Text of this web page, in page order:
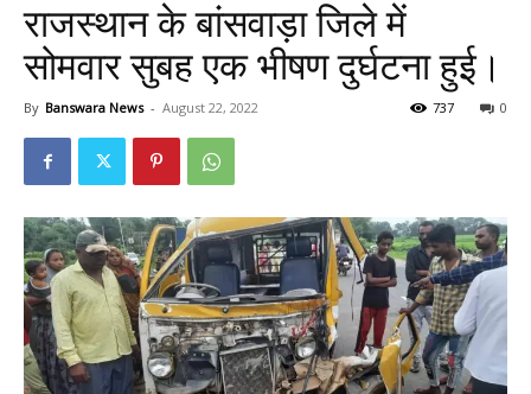
राजस्थान के बांसवाड़ा जिले में
सोमवार सुबह एक भीषण दुर्घटना हुई।
By Banswara News - August 22, 2022 0
737